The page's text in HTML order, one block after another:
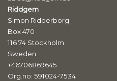
Riddgem
Simon Ridderborg
Box 470
116 74 Stockholm
Sweden
+46706869645
Org.no: 591024-7534